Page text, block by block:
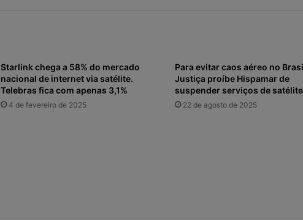
Starlink chega a 58% do mercado
nacional de internet via satélite.
Telebras fica com apenas 3,1%
4 de fevereiro de 2025
Para evitar caos aéreo no
Justiça proíbe Hispamar de
suspender serviços de satélite
22 de agosto de 2025